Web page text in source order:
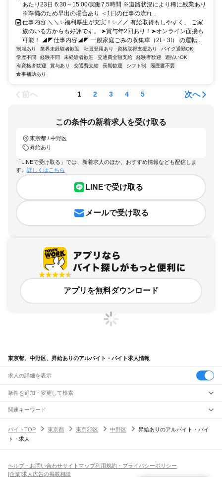
あたり23日 6:30～15:00/実働7.5時間 ※道路状況により稀に残業あり
※準備のため早出の場合あり ＜1日の仕事の流れ...
仕事内容 ＼＼✨福利厚生が充実！✨／／ 有給取得もしやすく、 ご家
族のいる方からも好評です。 ➤賞与年2回あり！➤オンライン面接も
可能！ ◢◤仕事内容◢◤ 一般家庭ごみの収集車（2t・3t） の運転...
制服あり 業界未経験者歓迎 社員登用あり 資格取得支援あり
バイク通勤OK
学歴不問
経験不問 未経験者歓迎 交通費全額支給 経験者歓迎
週払いOK
有資格者歓迎
賞与あり 交通費支給 長期歓迎 シフト制
履歴書不要
食事補助あり
前へ 1 2 3 4 5 次へ
この条件の新着求人を受け取る
東京都 / 中野区
昇給あり
「LINEで受け取る」では、新着求人のほか、おすすめ情報なども配信しま
す。 詳しくはこちら
LINEで受け取る
メールで受け取る
アプリを無料ダウンロード
東京都、中野区、昇給ありのアルバイト・バイト求人情報
求人の詳細を表示
条件を追加・変更して検索
市区町村を追加・変更
東京都すべて
東京23区
江戸川区
駅を追加・変更
JR山手線
大崎駅五反田駅目黒駅恵比寿駅 代々木駅新宿駅新大久保駅
職種を追加・変更
飲食・フードサービスすべて
ホールスタッフキッチンスタッフ
人気
関連キーワード
東京都 東京23区 中野区 中野駅 高時給 東京都 東京23区 中野区 退職金制度あり
東京都 東京23区 中野区 夜勤あり
バイトTOP 東京都 東京23区 中野区
昇給ありのアルバイト・バイ
ト・求人
ヘルプ・お問い合わせサイトマップ利用規約・プライバシーポリシー
[企業]求人広告の掲載相談